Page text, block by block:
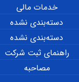
خدمات مالی
دسته‌بندی نشده
دسته‌بندی نشده
راهنمای ثبت شرکت
مصاحبه